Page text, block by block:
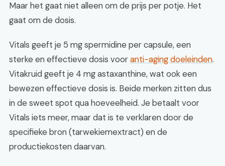
Maar het gaat niet alleen om de prijs per potje. Het
gaat om de dosis.
Vitals geeft je 5 mg spermidine per capsule, een
sterke en effectieve dosis vooranti-aging doeleinden.
Vitakruid geeft je 4 mg astaxanthine, wat ook een
bewezen effectieve dosis is. Beide merken zitten dus
in de sweet spot qua hoeveelheid. Je betaalt voor
Vitals iets meer, maar dat is te verklaren door de
specifieke bron (tarwekiemextract) en de
productiekosten daarvan.